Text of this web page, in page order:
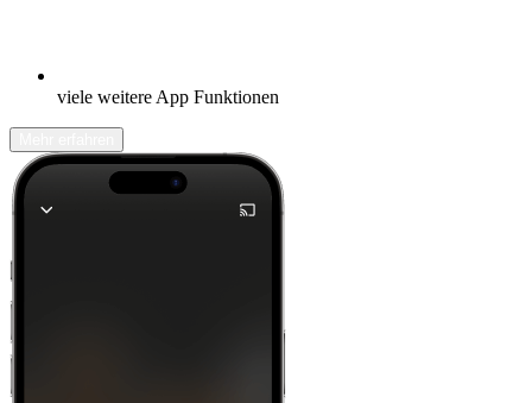
viele weitere App Funktionen